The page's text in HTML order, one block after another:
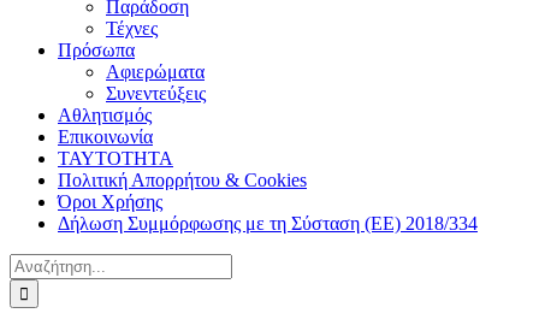
Παράδοση
Τέχνες
Πρόσωπα
Αφιερώματα
Συνεντεύξεις
Αθλητισμός
Επικοινωνία
ΤΑΥΤΟΤΗΤΑ
Πολιτική Απορρήτου & Cookies
Όροι Χρήσης
Δήλωση Συμμόρφωσης με τη Σύσταση (ΕΕ) 2018/334
Αναζήτηση
για: